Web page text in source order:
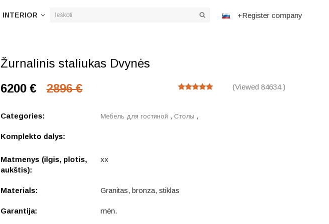
INTERIOR +Register company
Žurnalinis staliukas Dvynės
(Viewed 84634 )
6200 € 2896 €
Categories: Мебель для гостиной , Столы ,
Komplekto dalys:
Matmenys (ilgis, plotis,
aukštis):
xx
Materials: Granitas, bronza, stiklas
Garantija: mėn.